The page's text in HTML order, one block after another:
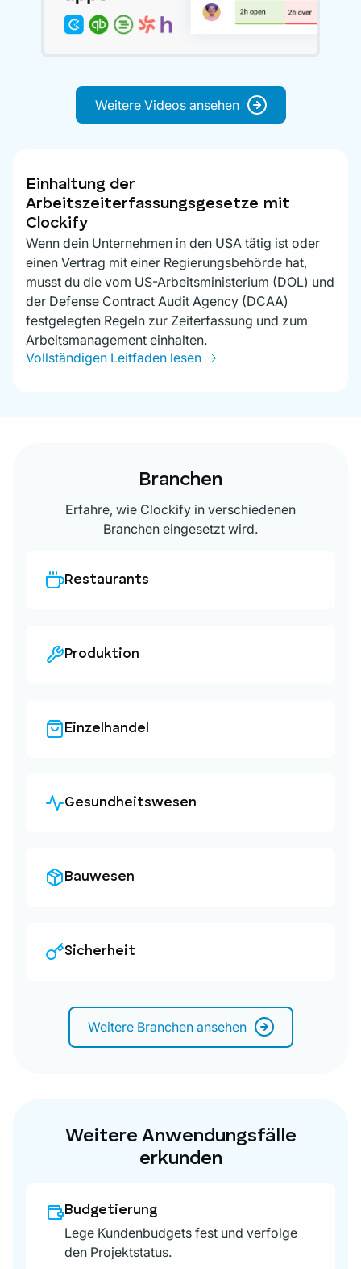
Weitere Videos ansehen
Einhaltung der
Arbeitszeiterfassungsgesetze mit
Clockify
Wenn dein Unternehmen in den USA tätig ist oder
einen Vertrag mit einer Regierungsbehörde hat,
musst du die vom US-Arbeitsministerium (DOL) und
der Defense Contract Audit Agency (DCAA)
festgelegten Regeln zur Zeiterfassung und zum
Arbeitsmanagement einhalten.
Vollständigen Leitfaden lesen
Branchen
Erfahre, wie Clockify in verschiedenen
Branchen eingesetzt wird.
Restaurants
Produktion
Einzelhandel
Gesundheitswesen
Bauwesen
Sicherheit
Weitere Branchen ansehen
Weitere Anwendungsfälle
erkunden
Budgetierung
Lege Kundenbudgets fest und verfolge
den Projektstatus.